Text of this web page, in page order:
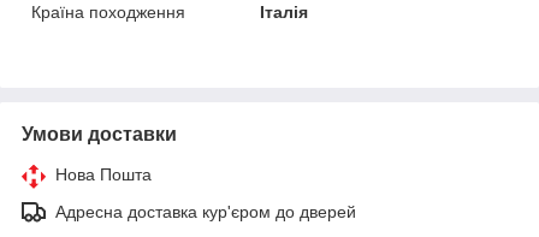
Країна походження
Італія
Умови доставки
Нова Пошта
Адресна доставка кур'єром до дверей